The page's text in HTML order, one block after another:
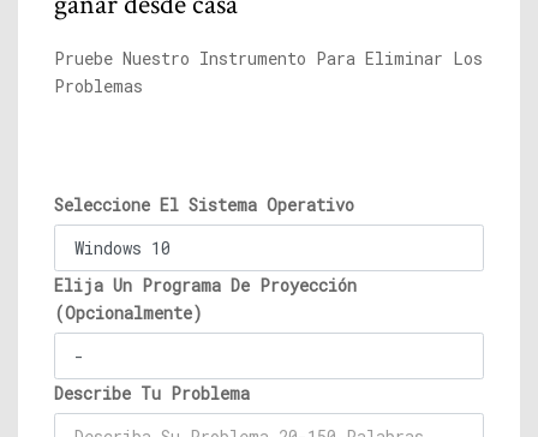
Pruebe Nuestro Instrumento Para Eliminar Los
Problemas
Seleccione El Sistema Operativo
Elija Un Programa De Proyección
(Opcionalmente)
Describe Tu Problema